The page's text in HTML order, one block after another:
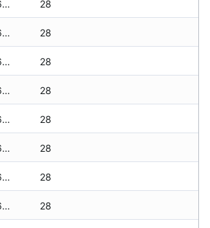
1,360 zł 28
1,360 zł 28
1,360 zł 28
1,360 zł 28
1,360 zł 28
1,360 zł 28
1,360 zł 28
1,360 zł 28